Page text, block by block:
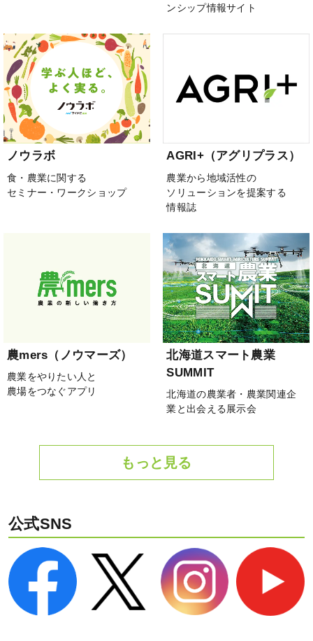
ンシップ情報サイト
ノウラボ
食・農業に関する
セミナー・ワークショップ
AGRI+（アグリプラス）
農業から地域活性の
ソリューションを提案する
情報誌
農mers（ノウマーズ）
農業をやりたい人と
農場をつなぐアプリ
北海道スマート農業
SUMMIT
北海道の農業者・農業関連企
業と出会える展示会
もっと見る
公式SNS